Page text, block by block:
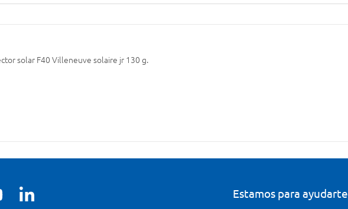
solar F40 Villeneuve solaire jr 130 g.
Estamos para ayudarte